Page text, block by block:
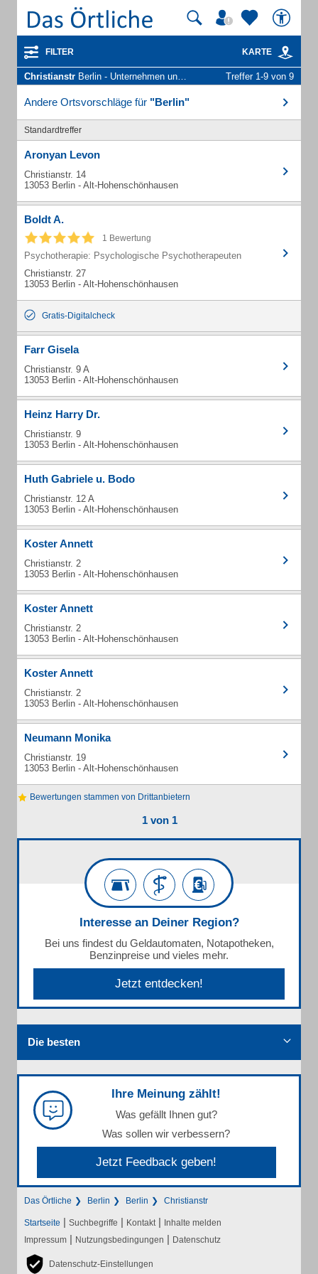
FILTER KARTE
Christianstr Berlin - Unternehmen und Personen Treffer 1-9 von 9
Andere Ortsvorschläge für "Berlin"
Standardtreffer
Aronyan Levon
Christianstr. 14
13053 Berlin - Alt-Hohenschönhausen
Boldt A.
1 Bewertung
Psychotherapie: Psychologische Psychotherapeuten
Christianstr. 27
13053 Berlin - Alt-Hohenschönhausen
Gratis-Digitalcheck
Farr Gisela
Christianstr. 9 A
13053 Berlin - Alt-Hohenschönhausen
Heinz Harry Dr.
Christianstr. 9
13053 Berlin - Alt-Hohenschönhausen
Huth Gabriele u. Bodo
Christianstr. 12 A
13053 Berlin - Alt-Hohenschönhausen
Koster Annett
Christianstr. 2
13053 Berlin - Alt-Hohenschönhausen
Koster Annett
Christianstr. 2
13053 Berlin - Alt-Hohenschönhausen
Koster Annett
Christianstr. 2
13053 Berlin - Alt-Hohenschönhausen
Neumann Monika
Christianstr. 19
13053 Berlin - Alt-Hohenschönhausen
Bewertungen stammen von Drittanbietern
1 von 1
Interesse an Deiner Region?
Bei uns findest du Geldautomaten, Notapotheken,
Benzinpreise und vieles mehr.
Jetzt entdecken!
Die besten
Ihre Meinung zählt!
Was gefällt Ihnen gut?
Was sollen wir verbessern?
Jetzt Feedback geben!
Das Örtliche Berlin Berlin Christianstr
Startseite | Suchbegriffe | Kontakt | Inhalte melden
Impressum | Nutzungsbedingungen | Datenschutz
Datenschutz-Einstellungen